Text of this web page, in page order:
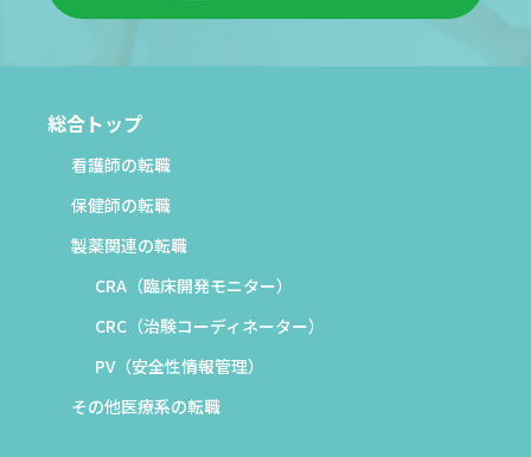
総合トップ
看護師の転職
保健師の転職
製薬関連の転職
CRA（臨床開発モニター）
CRC（治験コーディネーター）
PV（安全性情報管理）
その他医療系の転職